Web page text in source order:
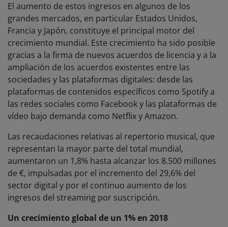
El aumento de estos ingresos en algunos de los
grandes mercados, en particular Estados Unidos,
Francia y Japón, constituye el principal motor del
crecimiento mundial. Este crecimiento ha sido posible
gracias a la firma de nuevos acuerdos de licencia y a la
ampliación de los acuerdos existentes entre las
sociedades y las plataformas digitales: desde las
plataformas de contenidos específicos como Spotify a
las redes sociales como Facebook y las plataformas de
vídeo bajo demanda como Netflix y Amazon.
Las recaudaciones relativas al repertorio musical, que
representan la mayor parte del total mundial,
aumentaron un 1,8% hasta alcanzar los 8.500 millones
de €, impulsadas por el incremento del 29,6% del
sector digital y por el continuo aumento de los
ingresos del streaming por suscripción.
Un crecimiento global de un 1% en 2018